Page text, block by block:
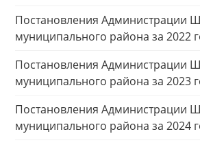
Постановления Администрации
муниципального района за 2022
Постановления Администрации
муниципального района за 2023
Постановления Администрации
муниципального района за 2024